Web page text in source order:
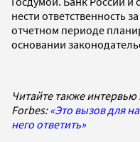
нести ответственность
отчетном периоде
основании
Читайте также
Forbes:«Это вызов для
него ответить»